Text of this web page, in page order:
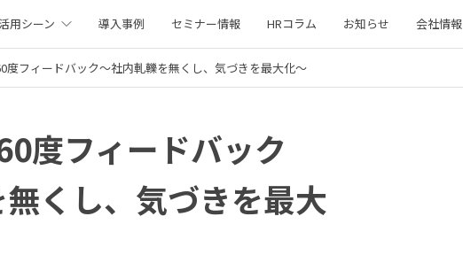
用シーン 導入事例 セミナー情報 HRコラム お知らせ 会社情報
度フィードバック〜社内軋轢を無くし、気づきを最大化〜
度フィードバック
くし、気づきを最大